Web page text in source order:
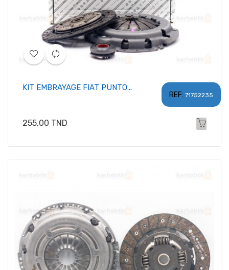
REF: 71752235
KIT EMBRAYAGE FIAT PUNTO...
Prix
255,00 TND